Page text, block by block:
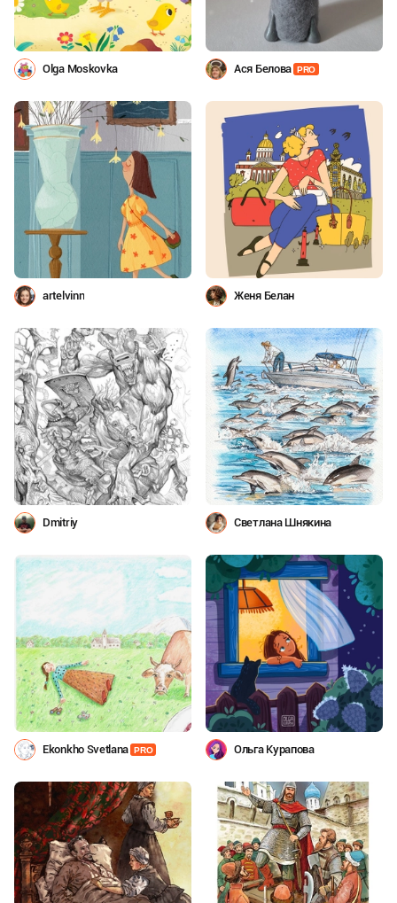
Olga Moskovka Ася Белова PRO
artelvinn Женя Белан
Dmitriy Светлана Шнякина
Ekonkho Svetlana PRO Ольга Курапова